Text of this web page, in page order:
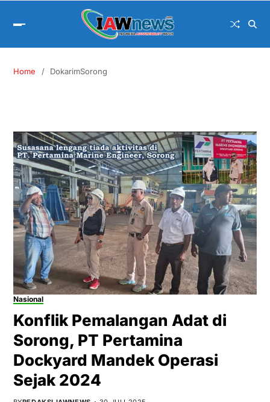
Home DokarimSorong
Nasional
Konflik Pemalangan Adat di
Sorong, PT Pertamina
Dockyard Mandek Operasi
Sejak 2024